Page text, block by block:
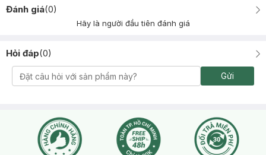
Đánh giá(0)
Hãy là người đầu tiên đánh giá
Hỏi đáp(0)
Gửi